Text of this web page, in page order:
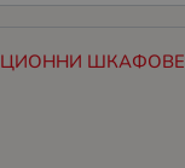
ШКАФОВЕ